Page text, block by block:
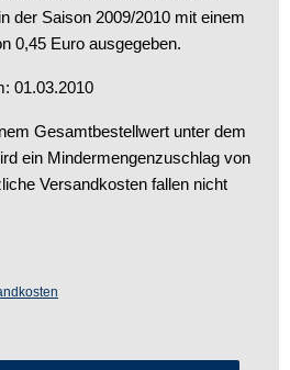
der Saison 2009/2010 mit einem
0,45 Euro ausgegeben.
01.03.2010
Gesamtbestellwert unter dem
ein Mindermengenzuschlag von
Versandkosten fallen nicht